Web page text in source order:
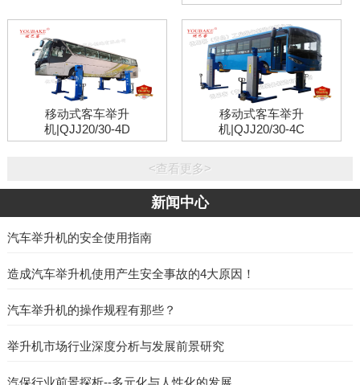
移动式客车举升
机|QJJ20/30-4D
移动式客车举升
机|QJJ20/30-4C
<查看更多>
新闻中心
汽车举升机的安全使用指南
​造成汽车举升机使用产生安全事故的4大原因！
汽车举升机的操作规程有那些？
举升机市场行业深度分析与发展前景研究
汽保行业前景探析--多元化与人性化的发展